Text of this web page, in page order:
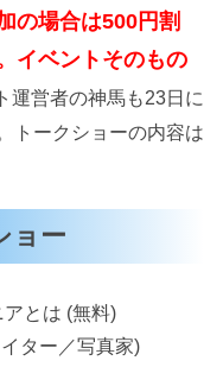
の場合は500円割
イベントそのもの
運営者の神馬も23日に
トークショーの内容は
ョー
とは (無料)
／写真家)